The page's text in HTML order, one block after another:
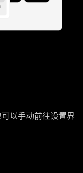
以手动前往设置界